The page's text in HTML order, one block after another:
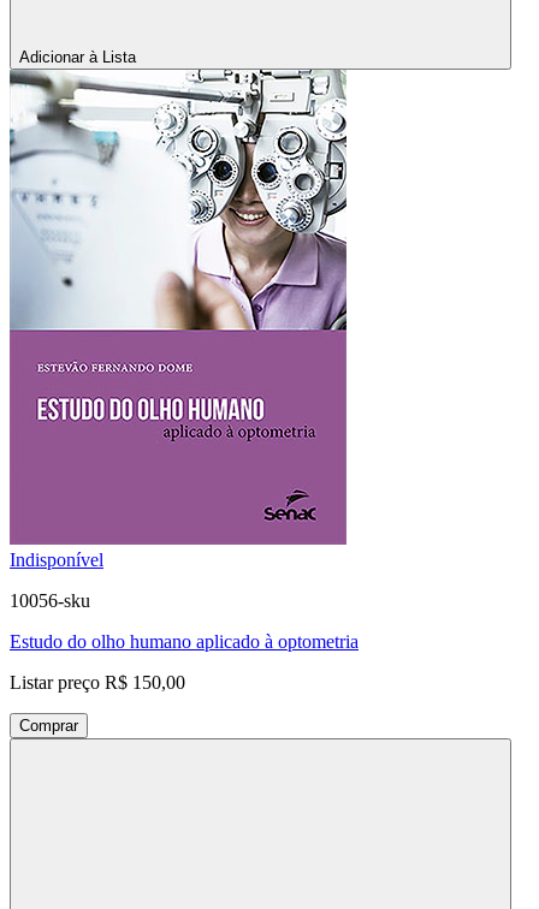
Adicionar à Lista
Indisponível
10056-sku
Estudo do olho humano aplicado à optometria
Listar preço R$ 150,00
Comprar